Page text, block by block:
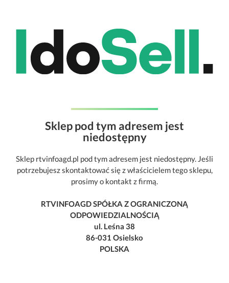
Sklep pod tym adresem jest
niedostępny
Sklep rtvinfoagd.pl pod tym adresem jest niedostępny. Jeśli
potrzebujesz skontaktować się z właścicielem tego sklepu,
prosimy o kontakt z firmą.
RTVINFOAGD SPÓŁKA Z OGRANICZONĄ
ODPOWIEDZIALNOŚCIĄ
ul. Leśna 38
86-031 Osielsko
POLSKA